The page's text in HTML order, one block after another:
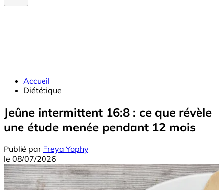
Accueil
Diététique
Jeûne intermittent 16:8 : ce que révèle
une étude menée pendant 12 mois
Publié par Freya Yophy
le 08/07/2026